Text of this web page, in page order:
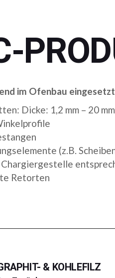
im Ofenbau
Dicke: 1,2 mm – 20
(z.B.
Retorten
& KOHLEFILZ